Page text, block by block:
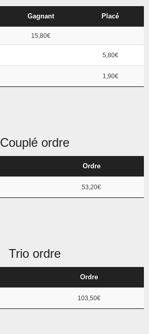
Gagnant Placé
15,80€
5,80€
1,90€
Couplé ordre
Ordre
53,20€
Trio ordre
Ordre
103,50€